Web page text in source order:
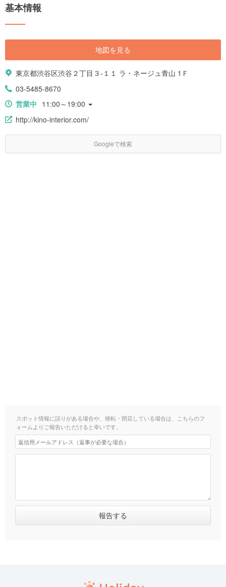
基本情報
地図を見る
東京都渋谷区渋谷２丁目３-１１ ラ・ネージュ青山 1Ｆ
03-5485-8670
営業中 11:00～19:00
http://kino-interior.com/
Googleで検索
スポット情報に誤りがある場合や、移転・閉店している場合は、こちらのフ
ォームよりご報告いただけると幸いです。